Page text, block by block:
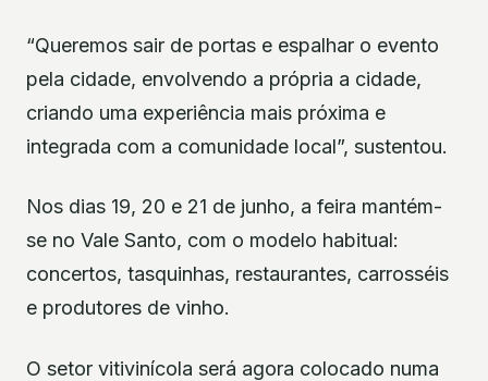
“Queremos sair de portas e espalhar o evento
pela cidade, envolvendo a própria a cidade,
criando uma experiência mais próxima e
integrada com a comunidade local”, sustentou.
Nos dias 19, 20 e 21 de junho, a feira mantém-
se no Vale Santo, com o modelo habitual:
concertos, tasquinhas, restaurantes, carrosséis
e produtores de vinho.
O setor vitivinícola será agora colocado numa